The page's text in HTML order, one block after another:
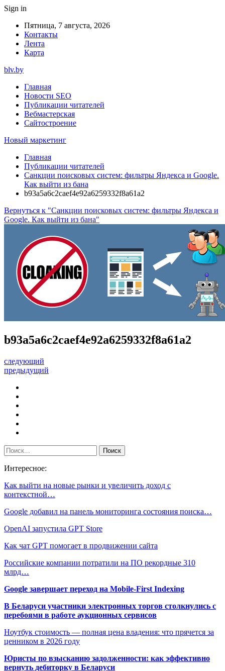
Sign in
Пятница, 7 августа, 2026
Контакты
Лента
Карта
blv.by
Главная
Новости SEO
Публикации читателей
Вебмастерская
Сайтостроение
Новый маркетинг
Главная
Публикации читателей
Санкции поисковых систем: фильтры Яндекса и Google.
Как выйти из бана
b93a5a6c2caef4e92a6259332f8a61a2
Вернуться к "Санкции поисковых систем: фильтры Яндекса и
Google. Как выйти из бана"
b93a5a6c2caef4e92a6259332f8a61a2
следующий
предыдущий
Интересное:
Как выйти на новые рынки и увеличить доход с
контекстной…
Google добавил на панель мониторинга состояния поиска…
OpenAI запустила GPT Store
Как чат GPT помогает в продвижении сайта
Российские компании потратили на ПО рекордные 310
млрд…
Google завершает переход на Mobile-First Indexing
В Беларуси участники электронных торгов столкнулись с
перебоями в работе аукционных сервисов
Ноутбук стоимость — полная цена владения: что прячется за
ценником в 2026 году
Юристы по взысканию задолженности: как эффективно
вернуть дебиторку в Беларуси